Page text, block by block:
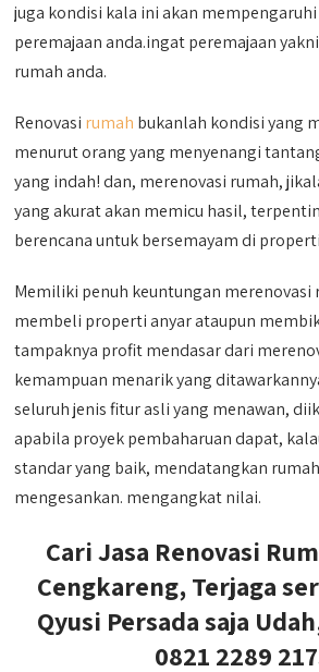
juga kondisi kala ini akan
peremajaan anda.ingat peremajaan
rumah anda.
Renovasi rumah bukanlah kondisi yang
menurut orang yang menyenangi
yang indah! dan, merenovasi rumah,
yang akurat akan memicu hasil,
berencana untuk bersemayam di
Memiliki penuh keuntungan merenovasi
membeli properti anyar ataupun
tampaknya profit mendasar dari
kemampuan menarik yang
seluruh jenis fitur asli yang menawan,
apabila proyek pembaharuan dapat,
standar yang baik, mendatangkan
mengesankan. mengangkat nilai.
Cari Jasa Renovasi
Cengkareng, Terjaga
Qyusi Persada saja
0821 2289